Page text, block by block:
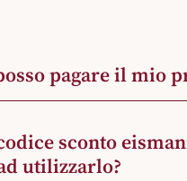
pagare il mio
sconto
utilizzarlo?